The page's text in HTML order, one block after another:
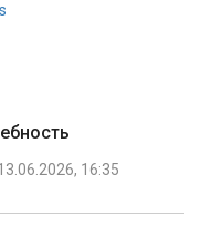
16:35